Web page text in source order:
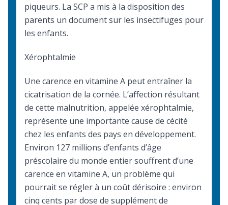
piqueurs. La SCP a mis à la disposition des
parents un document sur les insectifuges pour
les enfants.
Xérophtalmie
Une carence en vitamine A peut entraîner la
cicatrisation de la cornée. L’affection résultant
de cette malnutrition, appelée xérophtalmie,
représente une importante cause de cécité
chez les enfants des pays en développement.
Environ 127 millions d’enfants d’âge
préscolaire du monde entier souffrent d’une
carence en vitamine A, un problème qui
pourrait se régler à un coût dérisoire : environ
cinq cents par dose de supplément de